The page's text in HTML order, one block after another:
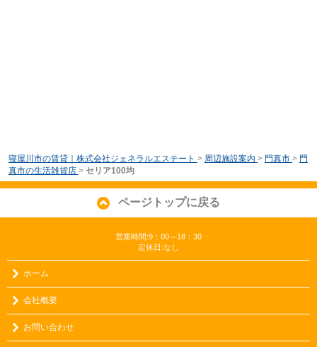
寝屋川市の賃貸｜株式会社ジェネラルエステート > 周辺施設案内 > 門真市 > 門
真市の生活雑貨店 > セリア100均
ページトップに戻る
営業時間:9：00～18：30
定休日:なし
ホーム
会社概要
お問い合わせ